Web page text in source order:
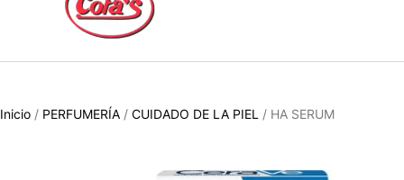
Inicio / PERFUMERÍA / CUIDADO DE LA PIEL / HA SERUM